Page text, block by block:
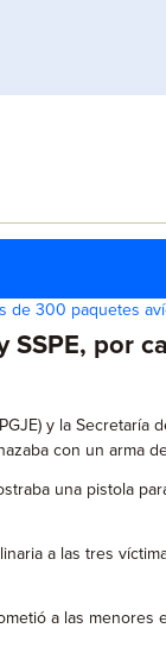
de 300 paquetes
SSPE, por
y la Secretaría
con un arma
una pistola
a las tres
a las menores